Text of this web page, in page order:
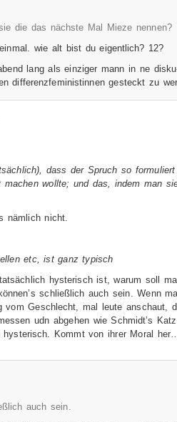
die das nächste Mal Mieze nennen?
wie alt bist du eigentlich? 12?
lang als einziger mann in ne
differenzfeministinnen gesteckt zu
dass der Spruch so formuliert
machen wollte; und das, indem man
nämlich nicht.
etc, ist ganz typisch
hysterisch ist, warum soll
schließlich auch sein. Wenn
vom Geschlecht, mal leute anschaut,
udn abgehen wie Schmidt’s
Kommt von ihrer Moral
auch sein.